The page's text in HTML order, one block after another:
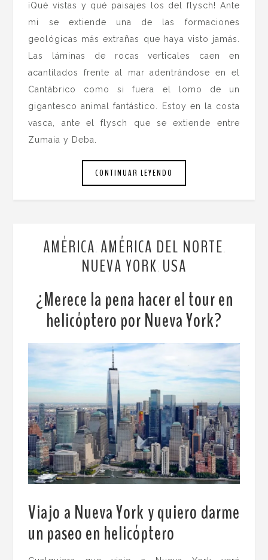
¡Qué vistas y qué paisajes los del flysch! Ante
mi se extiende una de las formaciones
geológicas más extrañas que haya visto jamás.
Las láminas de rocas verticales caen en
acantilados frente al mar adentrándose en el
Cantábrico como si fuera el lomo de un
gigantesco animal fantástico. Estoy en la costa
vasca, ante el flysch que se extiende entre
Zumaia y Deba.
CONTINUAR LEYENDO
AMÉRICA AMÉRICA DEL NORTE
NUEVA YORK USA
¿Merece la pena hacer el tour en
helicóptero por Nueva York?
Viajo a Nueva York y quiero darme
un paseo en helicóptero